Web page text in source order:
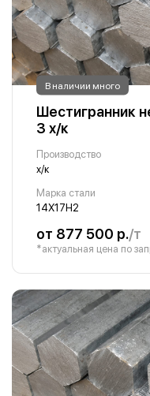
В наличии много
Шестигранник
3 х/к
Производство
х/к
Марка стали
14Х17Н2
от 877 500 р./т
*актуальная цена по